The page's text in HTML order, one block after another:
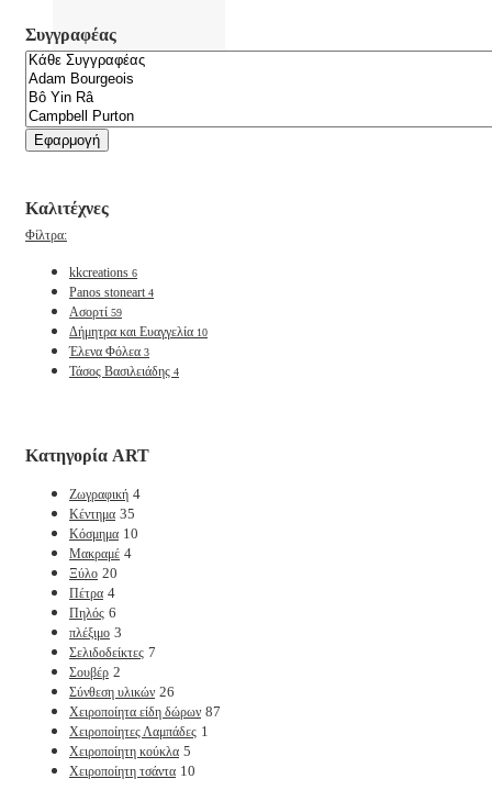
Συγγραφέας
Εφαρμογή
Καλιτέχνες
Φίλτρα:
kkcreations 6
Panos stoneart 4
Ασορτί 59
Δήμητρα και Ευαγγελία 10
Έλενα Φόλεα 3
Τάσος Βασιλειάδης 4
Κατηγορία ART
Ζωγραφική 4
Κέντημα 35
Κόσμημα 10
Μακραμέ 4
Ξύλο 20
Πέτρα 4
Πηλός 6
πλέξιμο 3
Σελιδοδείκτες 7
Σουβέρ 2
Σύνθεση υλικών 26
Χειροποίητα είδη δώρων 87
Χειροποίητες Λαμπάδες 1
Χειροποίητη κούκλα 5
Χειροποίητη τσάντα 10